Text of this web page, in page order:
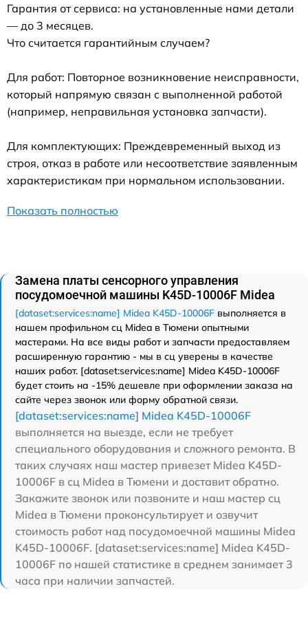
Гарантия от сервиса: на установленные нами детали
— до 3 месяцев.
Что считается гарантийным случаем?
Для работ: Повторное возникновение неисправности,
который напрямую связан с выполненной работой
(например, неправильная установка запчасти).
Для комплектующих: Преждевременный выход из
строя, отказ в работе или несоответствие заявленным
характеристикам при нормальном использовании.
Показать полностью
Замена платы сенсорного управления
посудомоечной машины K45D-10006F Midea
[dataset:services:name] Midea K45D-10006F выполняется в
нашем профильном сц Midea в Тюмени опытными
мастерами. На все виды работ и запчасти предоставляем
расширенную гарантию - мы в сц уверены в качестве
наших работ. [dataset:services:name] Midea K45D-10006F
будет стоить на -15% дешевле при оформлении заказа на
сайте через звонок или форму обратной связи.
[dataset:services:name] Midea K45D-10006F
выполняется на выезде, если не требует
специального оборудования и сложного ремонта. В
таких случаях наш мастер привезет Midea K45D-
10006F в сц Midea в Тюмени и доставит обратно.
Закажите звонок или позвоните и наш мастер сц
Midea в Тюмени проконсультирует и озвучит
стоимость работ над посудомоечной машины Midea
K45D-10006F. [dataset:services:name] Midea K45D-
10006F по нашей статистике в среднем занимает 3
часа при наличии запчастей.